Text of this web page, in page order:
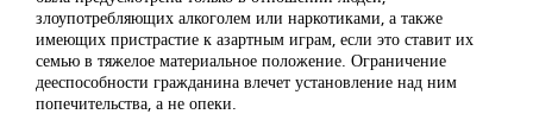
злоупотребляющих алкоголем или наркотиками, а также
имеющих пристрастие к азартным играм, если это ставит их
семью в тяжелое материальное положение. Ограничение
дееспособности гражданина влечет установление над ним
попечительства, а не опеки.